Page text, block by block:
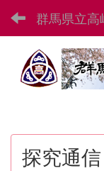
群馬県立
探究通信